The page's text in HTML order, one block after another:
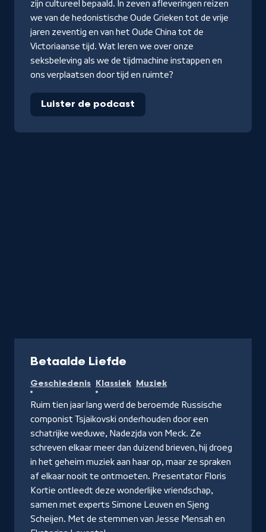
zijn cultureel bepaald. In zeven afleveringen reizen
we van de hedonistische Oude Grieken tot de vrije
jaren zeventig en van het Oude China tot de
Victoriaanse tijd. Wat leren we over onze
seksbeleving als we de tijdmachine instappen en
ons verplaatsen door tijd en ruimte?
Luister de podcast
Betaalde Liefde
Geschiedenis Klassiek Muziek
Ruim tien jaar lang werd de beroemde Russische
componist Tsjaikovski onderhouden door een
schatrijke weduwe, Nadezjda von Meck. Ze
schreven elkaar meer dan duizend brieven, hij droeg
in het geheim muziek aan haar op, maar ze spraken
af elkaar nooit te ontmoeten. Presentator Floris
Kortie ontleedt deze wonderlijke vriendschap,
samen met experts Simone Leuven en Sjeng
Scheijen. Met de stemmen van Jesse Mensah en